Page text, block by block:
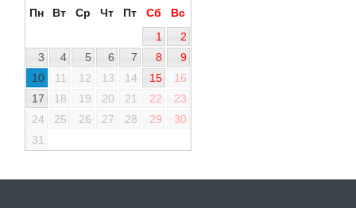
Пн Вт Ср Чт Пт Сб
Вс
1
2
3
4 5 6 7 8
9
10
11 12 13 14 15
16
17
18 19 20 21 22
23
24
25 26 27 28 29
30
31